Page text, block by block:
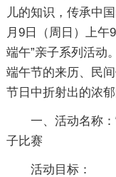
儿的知识，传承中
月9日（周日）上午
端午”亲子系列活动
端午节的来历、民
节日中折射出的浓郁
一、活动名称
子比赛
活动目标：